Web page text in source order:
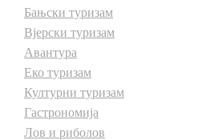
Бањски туризам
Вјерски туризам
Авантура
Еко туризам
Културни туризам
Гастрономија
Лов и риболов